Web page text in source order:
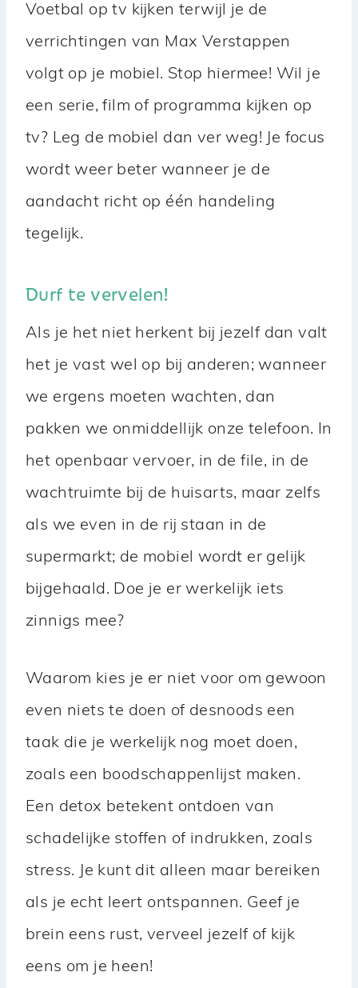
Voetbal op tv kijken terwijl je de
verrichtingen van Max Verstappen
volgt op je mobiel. Stop hiermee! Wil je
een serie, film of programma kijken op
tv? Leg de mobiel dan ver weg! Je focus
wordt weer beter wanneer je de
aandacht richt op één handeling
tegelijk.​
Durf te vervelen!
Als je het niet herkent bij jezelf dan valt
het je vast wel op bij anderen; wanneer
we ergens moeten wachten, dan
pakken we onmiddellijk onze telefoon. In
het openbaar vervoer, in de file, in de
wachtruimte bij de huisarts, maar zelfs
als we even in de rij staan in de
supermarkt; de mobiel wordt er gelijk
bijgehaald. Doe je er werkelijk iets
zinnigs mee?
Waarom kies je er niet voor om gewoon
even niets te doen of desnoods een
taak die je werkelijk nog moet doen,
zoals een boodschappenlijst maken.
Een detox betekent ontdoen van
schadelijke stoffen of indrukken, zoals
stress. Je kunt dit alleen maar bereiken
als je echt leert ontspannen. Geef je
brein eens rust, verveel jezelf of kijk
eens om je heen!